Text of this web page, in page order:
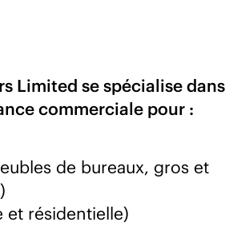
Limited se spécialise dans
commerciale pour :
de bureaux, gros et
et résidentielle)